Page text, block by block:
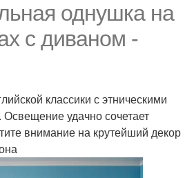
однушка на
с диваном -
классики с этническими
удачно сочетает
внимание на крутейший декор